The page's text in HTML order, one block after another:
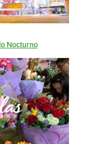
Nocturno